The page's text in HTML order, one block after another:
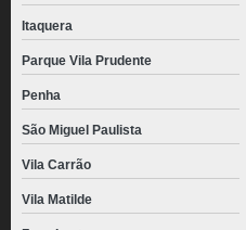
Itaquera
Parque Vila Prudente
Penha
São Miguel Paulista
Vila Carrão
Vila Matilde